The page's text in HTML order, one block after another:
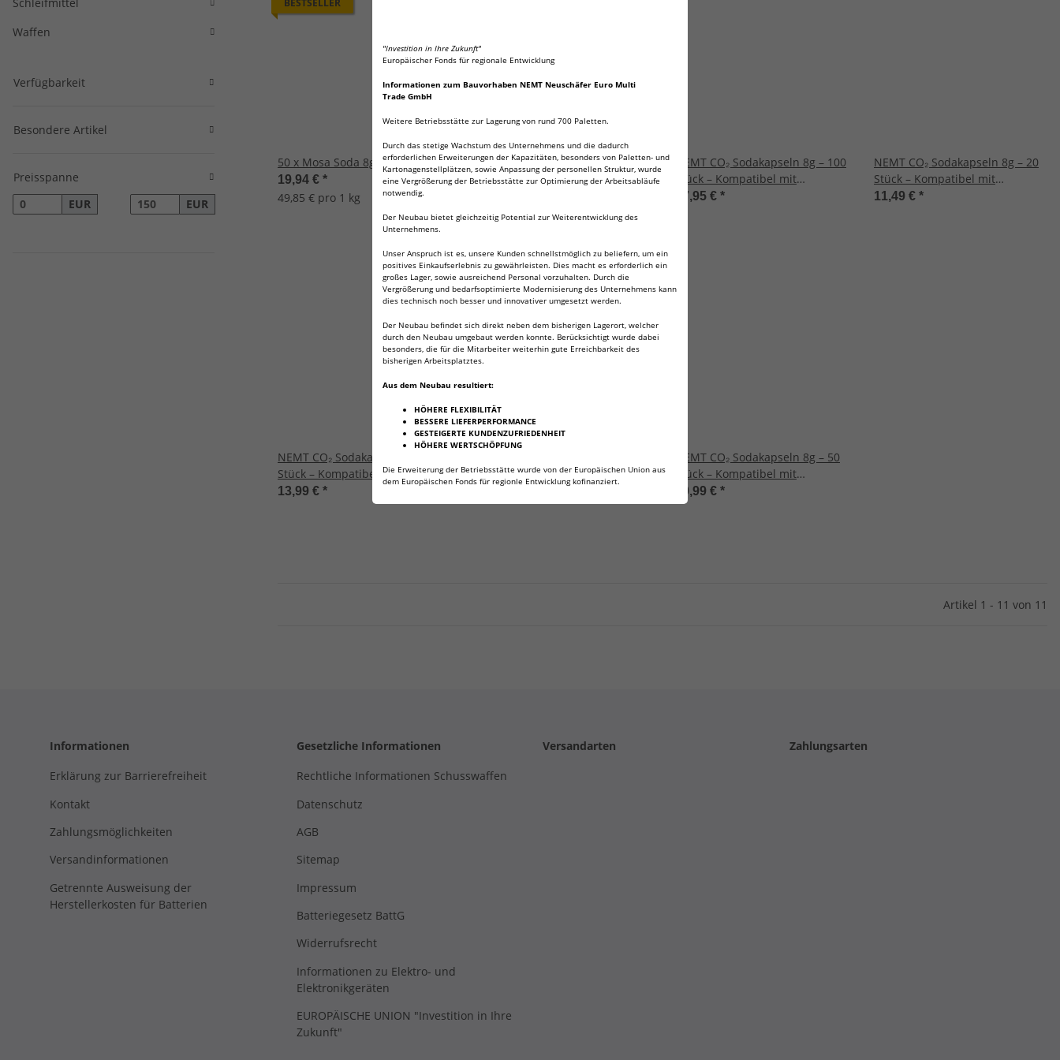
"Investition in Ihre Zukunft"
Europäischer Fonds für regionale Entwicklung
Informationen zum Bauvorhaben NEMT Neuschäfer Euro Multi
Trade GmbH
Weitere Betriebsstätte zur Lagerung von rund 700 Paletten.
Durch das stetige Wachstum des Unternehmens und die dadurch
erforderlichen Erweiterungen der Kapazitäten, besonders von Paletten- und
Kartonagenstellplätzen, sowie Anpassung der personellen Struktur, wurde
eine Vergrößerung der Betriebsstätte zur Optimierung der Arbeitsabläufe
notwendig.
Der Neubau bietet gleichzeitig Potential zur Weiterentwicklung des
Unternehmens.
Unser Anspruch ist es, unsere Kunden schnellstmöglich zu beliefern, um ein
positives Einkaufserlebnis zu gewährleisten. Dies macht es erforderlich ein
großes Lager, sowie ausreichend Personal vorzuhalten. Durch die
Vergrößerung und bedarfsoptimierte Modernisierung des Unternehmens kann
dies technisch noch besser und innovativer umgesetzt werden.
Der Neubau befindet sich direkt neben dem bisherigen Lagerort, welcher
durch den Neubau umgebaut werden konnte. Berücksichtigt wurde dabei
besonders, die für die Mitarbeiter weiterhin gute Erreichbarkeit des
bisherigen Arbeitsplatztes.
Aus dem Neubau resultiert:
HÖHERE FLEXIBILITÄT
BESSERE LIEFERPERFORMANCE
GESTEIGERTE KUNDENZUFRIEDENHEIT
HÖHERE WERTSCHÖPFUNG
Die Erweiterung der Betriebsstätte wurde von der Europäischen Union aus
dem Europäischen Fonds für regionle Entwicklung kofinanziert.
BESTSELLER
50 x Mosa Soda 8g
19,94 € *
49,85 € pro 1 kg
500 x Mosa Soda Co2 8g
Sodakapseln Sodapatronen für
NEMT CO₂ Sodakapseln 8g – 100
Stück – Kompatibel mit
Sodamaker, Soda Siphon - Made
37,95 € *
NEMT CO₂ Sodakapseln 8g – 20
Stück – Kompatibel mit
Sodamaker, Soda Siphon - Made
11,49 € *
NEMT CO₂ Sodakapseln 8g – 30
Stück – Kompatibel mit
Sodamaker, Soda Siphon - Made
in EU – Für prickelnde Getränke
13,99 € *
Stück – Kompatibel mit
Sodamaker, Soda Siphon - Made
in EU – Für prickelnde Getränke
NEMT CO₂ Sodakapseln 8g – 50
Stück – Kompatibel mit
Sodamaker, Soda Siphon - Made
in EU – Für prickelnde Getränke
20,99 € *
Artikel 1 - 11 von 11
Waffen
Verfügbarkeit
Besondere Artikel
Preisspanne
EUR
EUR
Informationen
Erklärung zur Barrierefreiheit
Kontakt
Zahlungsmöglichkeiten
Versandinformationen
Getrennte Ausweisung der
Herstellerkosten für Batterien
Gesetzliche Informationen
Rechtliche Informationen Schusswaffen
Datenschutz
AGB
Sitemap
Impressum
Batteriegesetz BattG
Widerrufsrecht
Informationen zu Elektro- und
Elektronikgeräten
EUROPÄISCHE UNION "Investition in Ihre
Zukunft"
Versandarten Zahlungsarten